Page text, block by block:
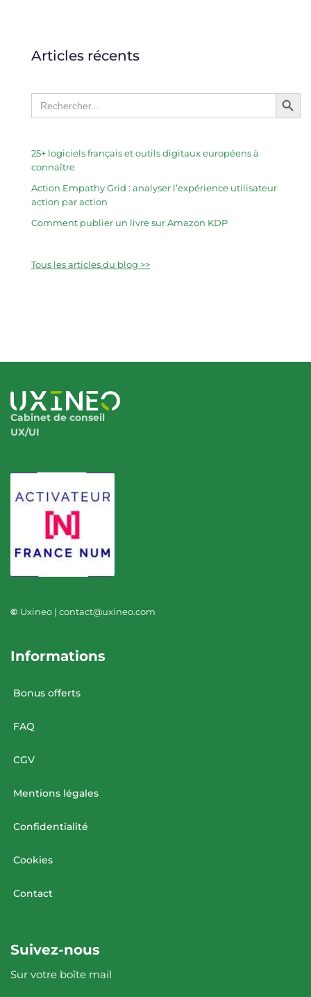
Articles récents
Search
for:
Search Button
25+ logiciels français et outils digitaux européens à
connaître
Action Empathy Grid : analyser l’expérience utilisateur
action par action
Comment publier un livre sur Amazon KDP
Tous les articles du blog >>
Cabinet de conseil
UX/UI
© Uxineo | contact@uxineo.com
Informations
Bonus offerts
FAQ
CGV
Mentions légales
Confidentialité
Cookies
Contact
Suivez-nous
Sur votre boîte mail